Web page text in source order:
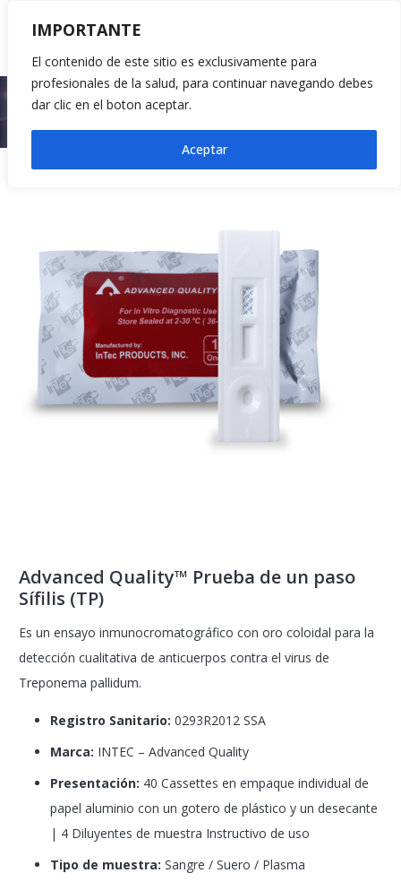
IMPORTANTE
El contenido de este sitio es exclusivamente para
profesionales de la salud, para continuar navegando debes
dar clic en el boton aceptar.
Aceptar
Inicio
Pruebas Rápidas
Advanced Quality™ Prueba de un paso
Sífilis (TP)
Es un ensayo inmunocromatográfico con oro coloidal para la
detección cualitativa de anticuerpos contra el virus de
Treponema pallidum.
Registro Sanitario: 0293R2012 SSA
Marca: INTEC – Advanced Quality
Presentación: 40 Cassettes en empaque individual de
papel aluminio con un gotero de plástico y un desecante
| 4 Diluyentes de muestra Instructivo de uso
Tipo de muestra: Sangre / Suero / Plasma